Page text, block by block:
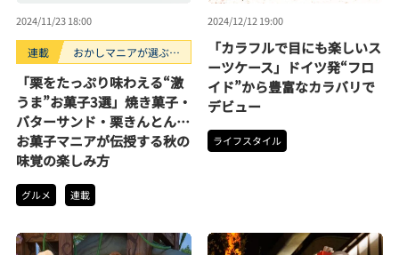
2024/11/23 18:00
連載
おかしマニアが選ぶお
「栗をたっぷり味わえる“激
うま”お菓子3選」焼き菓子・
バターサンド・栗きんとん…
お菓子マニアが伝授する秋の
味覚の楽しみ方
グルメ 連載
2024/12/12 19:00
「カラフルで目にも楽しいス
ーツケース」ドイツ発“フロ
イド”から豊富なカラバリで
デビュー
ライフスタイル